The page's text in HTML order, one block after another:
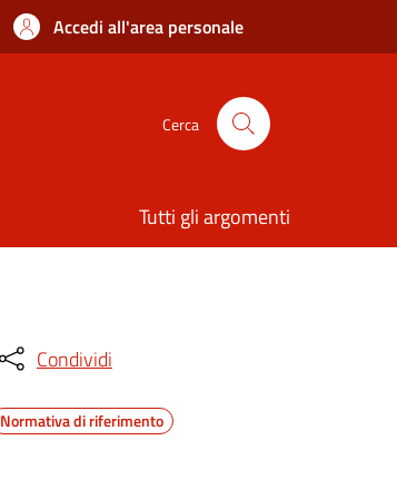
Accedi all'area personale
Cerca
Tutti gli argomenti
Condividi
Normativa di riferimento